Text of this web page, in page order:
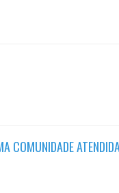
COMUNIDADE